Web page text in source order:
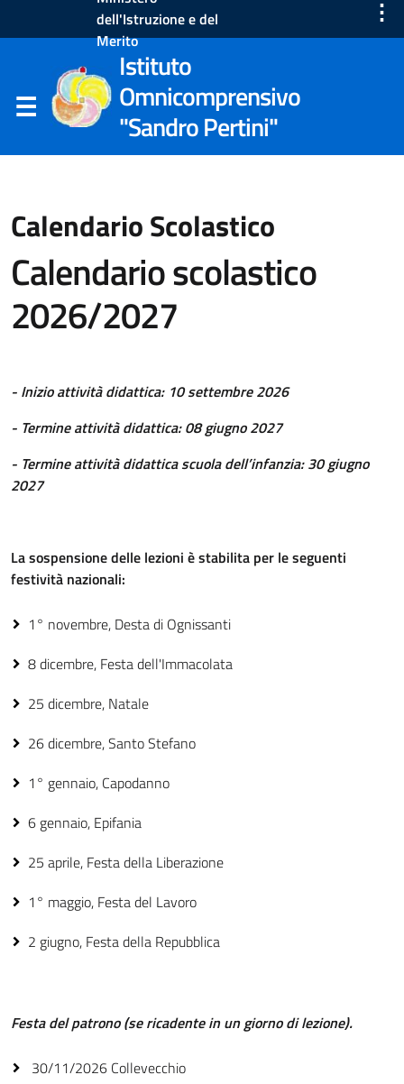
dell'Istruzione e del
Merito
⋮
Istituto
Omnicomprensivo
"Sandro Pertini"
Calendario Scolastico
Calendario scolastico
2026/2027
- Inizio attività didattica: 10 settembre 2026
- Termine attività didattica: 08 giugno 2027
- Termine attività didattica scuola dell’infanzia: 30 giugno
2027
La sospensione delle lezioni è stabilita per le seguenti
festività nazionali:
1° novembre, Desta di Ognissanti
8 dicembre, Festa dell'Immacolata
25 dicembre, Natale
26 dicembre, Santo Stefano
1° gennaio, Capodanno
6 gennaio, Epifania
25 aprile, Festa della Liberazione
1° maggio, Festa del Lavoro
2 giugno, Festa della Repubblica
Festa del patrono (se ricadente in un giorno di lezione).
30/11/2026 Collevecchio